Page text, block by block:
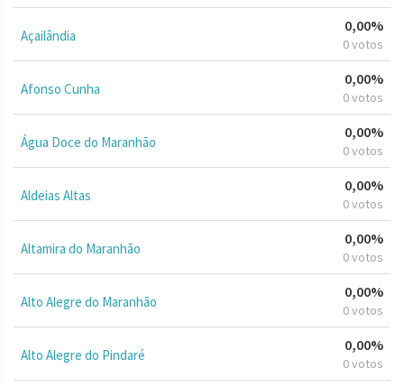
Açailândia
0,00%
0 votos
Afonso Cunha
0,00%
0 votos
Água Doce do Maranhão
0,00%
0 votos
Aldeias Altas
0,00%
0 votos
Altamira do Maranhão
0,00%
0 votos
Alto Alegre do Maranhão
0,00%
0 votos
Alto Alegre do Pindaré
0,00%
0 votos